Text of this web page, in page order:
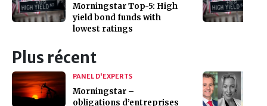
Morningstar Top-5: High
yield bond funds with
lowest ratings
Plus récent
PANEL D'EXPERTS
Morningstar –
obligations d’entreprises